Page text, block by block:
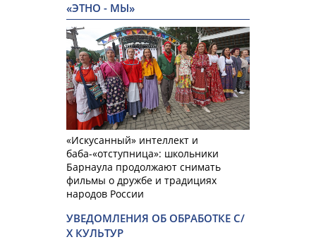
«ЭТНО - МЫ»
«Искусанный» интеллект и
баба-«отступница»: школьники
Барнаула продолжают снимать
фильмы о дружбе и традициях
народов России
УВЕДОМЛЕНИЯ ОБ ОБРАБОТКЕ С/
Х КУЛЬТУР